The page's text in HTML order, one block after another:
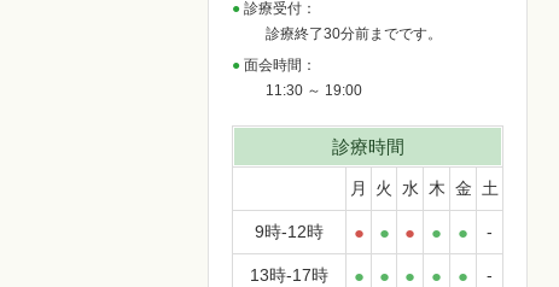
診療受付：
診療終了30分前までです。
面会時間：
11:30 ～ 19:00
診療時間
月 火 水 木 金 土
9時-12時 ● ● ● ● ● -
13時-17時 ● ● ● ● ● -